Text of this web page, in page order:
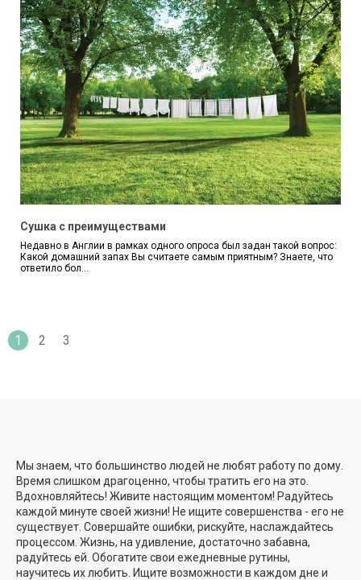
Сушка с преимуществами
Недавно в Англии в рамках одного опроса был задан такой вопрос:
Какой домашний запах Вы считаете самым приятным? Знаете, что
ответило бол...
1 2 3
Мы знаем, что большинство людей не любят работу по дому.
Время слишком драгоценно, чтобы тратить его на это.
Вдохновляйтесь! Живите настоящим моментом! Радуйтесь
каждой минуте своей жизни! Не ищите совершенства - его не
существует. Совершайте ошибки, рискуйте, наслаждайтесь
процессом. Жизнь, на удивление, достаточно забавна,
радуйтесь ей. Обогатите свои ежедневные рутины,
научитесь их любить. Ищите возможности в каждом дне и